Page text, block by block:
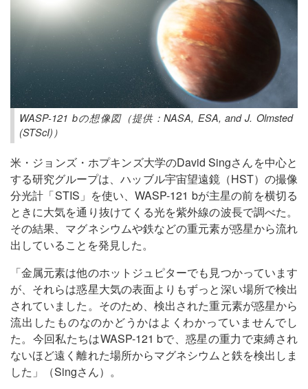
WASP-121 bの想像図（提供：NASA, ESA, and J. Olmsted
(STScI)）
米・ジョンズ・ホプキンズ大学のDavid Singさんを中心と
する研究グループは、ハッブル宇宙望遠鏡（HST）の撮像
分光計「STIS」を使い、WASP-121 bが主星の前を横切る
ときに大気を通り抜けてくる光を紫外線の波長で調べた。
その結果、マグネシウムや鉄などの重元素が惑星から流れ
出していることを発見した。
「金属元素は他のホットジュピターでも見つかっています
が、それらは惑星大気の表面よりもずっと深い場所で検出
されていました。そのため、検出された重元素が惑星から
流出したものなのかどうかはよくわかっていませんでし
た。今回私たちはWASP-121 bで、惑星の重力で束縛され
ないほど遠く離れた場所からマグネシウムと鉄を検出しま
した」（Singさん）。